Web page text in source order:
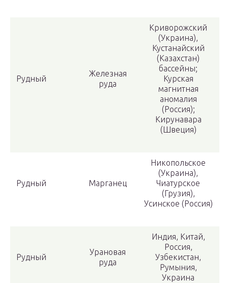
Рудный
Железная
руда
Криворожский
(Украина),
Кустанайский
(Казахстан)
бассейны;
Курская
магнитная
аномалия
(Россия);
Кирунавара
(Швеция)
Рудный Марганец
Никопольское
(Украина),
Чиатурское
(Грузия),
Усинское (Россия)
Рудный
Урановая
руда
Индия, Китай,
Россия,
Узбекистан,
Румыния,
Украина